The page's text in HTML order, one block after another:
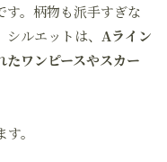
す。柄物も派手すぎな
ルエットは、 Aライン
ワンピースやスカー
。